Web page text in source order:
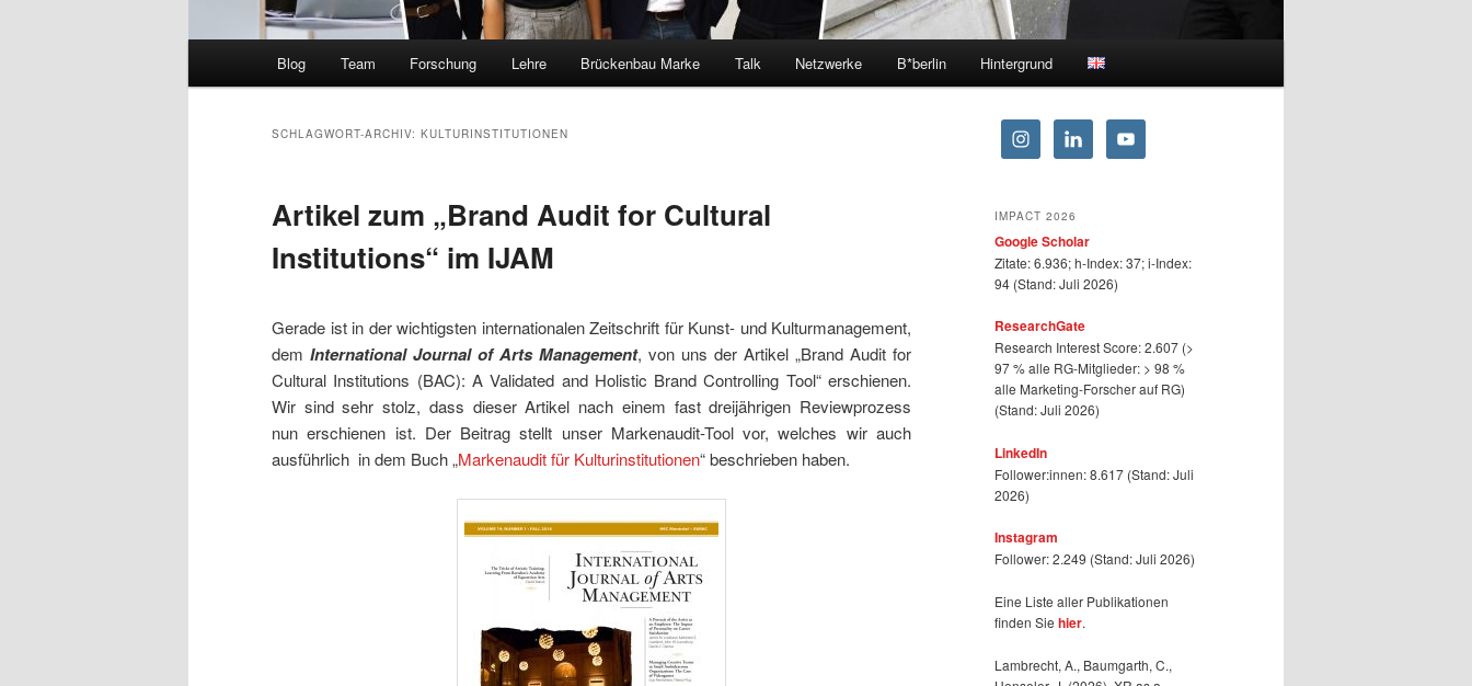
Blog Team Forschung Lehre Brückenbau Marke Talk Netzwerke B*berlin Hintergrund
SCHLAGWORT-ARCHIV: KULTURINSTITUTIONEN
Artikel zum „Brand Audit for Cultural
Institutions“ im IJAM
Gerade ist in der wichtigsten internationalen Zeitschrift für Kunst- und Kulturmanagement,
dem International Journal of Arts Management, von uns der Artikel „Brand Audit for
Cultural Institutions (BAC): A Validated and Holistic Brand Controlling Tool“ erschienen.
Wir sind sehr stolz, dass dieser Artikel nach einem fast dreijährigen Reviewprozess
nun erschienen ist. Der Beitrag stellt unser Markenaudit-Tool vor, welches wir auch
ausführlich in dem Buch „Markenaudit für Kulturinstitutionen“ beschrieben haben.
IMPACT 2026
Google Scholar
Zitate: 6.936; h-Index: 37; i-Index:
94 (Stand: Juli 2026)
ResearchGate
Research Interest Score: 2.607 (>
97 % alle RG-Mitglieder: > 98 %
alle Marketing-Forscher auf RG)
(Stand: Juli 2026)
LinkedIn
Follower:innen: 8.617 (Stand: Juli
2026)
Instagram
Follower: 2.249 (Stand: Juli 2026)
Eine Liste aller Publikationen
finden Sie hier.
Lambrecht, A., Baumgarth, C.,